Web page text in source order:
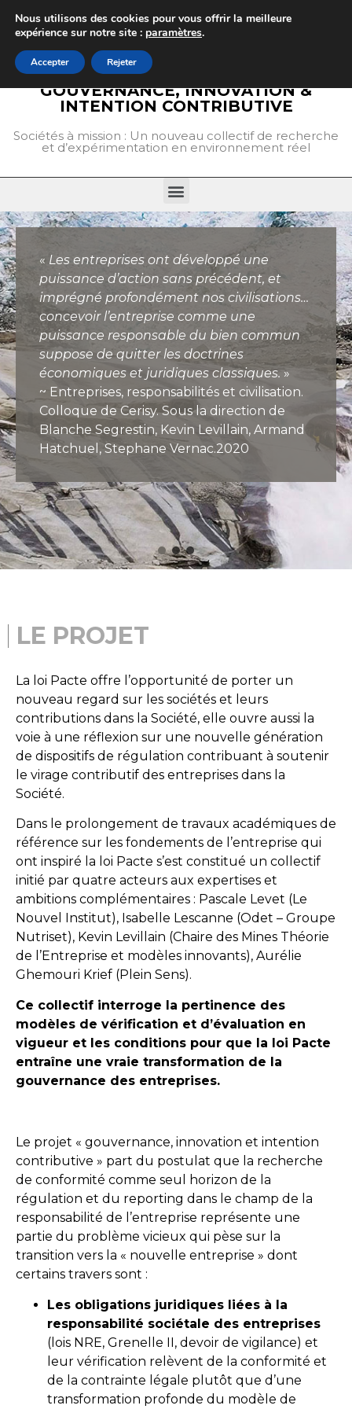
GIIC
GOUVERNANCE, INNOVATION &
INTENTION CONTRIBUTIVE
Sociétés à mission : Un nouveau collectif de recherche
et d’expérimentation en environnement réel
« Les entreprises ont développé une
puissance d’action sans précédent, et
imprégné profondément nos civilisations…
concevoir l’entreprise comme une
puissance responsable du bien commun
suppose de quitter les doctrines
économiques et juridiques classiques. »
~ Entreprises, responsabilités et civilisation.
Colloque de Cerisy. Sous la direction de
Blanche Segrestin, Kevin Levillain, Armand
Hatchuel, Stephane Vernac.2020
LE PROJET
La loi Pacte offre l’opportunité de porter un
nouveau regard sur les sociétés et leurs
contributions dans la Société, elle ouvre aussi la
voie à une réflexion sur une nouvelle génération
de dispositifs de régulation contribuant à soutenir
le virage contributif des entreprises dans la
Société.
Dans le prolongement de travaux académiques de
référence sur les fondements de l’entreprise qui
ont inspiré la loi Pacte s’est constitué un collectif
initié par quatre acteurs aux expertises et
ambitions complémentaires : Pascale Levet (Le
Nouvel Institut), Isabelle Lescanne (Odet – Groupe
Nutriset), Kevin Levillain (Chaire des Mines Théorie
de l’Entreprise et modèles innovants), Aurélie
Ghemouri Krief (Plein Sens).
Ce collectif interroge la pertinence des
modèles de vérification et d’évaluation en
vigueur et les conditions pour que la loi Pacte
entraîne une vraie transformation de la
gouvernance des entreprises.
Le projet « gouvernance, innovation et intention
contributive » part du postulat que la recherche
de conformité comme seul horizon de la
régulation et du reporting dans le champ de la
responsabilité de l’entreprise représente une
partie du problème vicieux qui pèse sur la
transition vers la « nouvelle entreprise » dont
certains travers sont :
Les obligations juridiques liées à la
responsabilité sociétale des entreprises
(lois NRE, Grenelle II, devoir de vigilance) et
leur vérification relèvent de la conformité et
de la contrainte légale plutôt que d’une
transformation profonde du modèle de
Nous utilisons des cookies pour vous offrir la meilleure
expérience sur notre site : paramètres.
Accepter Rejeter